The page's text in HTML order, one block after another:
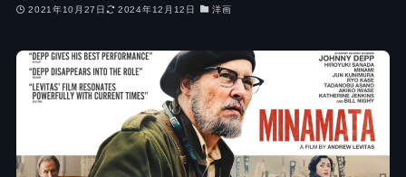
2021年10月27日 2024年12月12日 洋画